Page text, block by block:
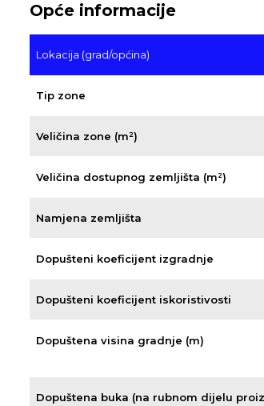
Opće informacije
Lokacija (grad/općina)
Tip zone
Veličina zone (m²)
Veličina dostupnog zemljišta (m²)
Namjena zemljišta
Dopušteni koeficijent izgradnje
Dopušteni koeficijent iskoristivosti
Dopuštena visina gradnje (m)
Dopuštena buka (na rubnom dijelu